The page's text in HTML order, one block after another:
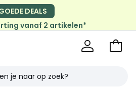
DEALS
vanaf 2 artikelen*
Naar